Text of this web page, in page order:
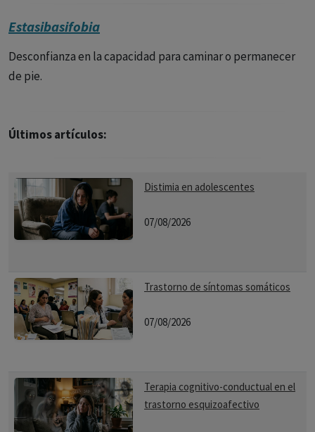
Estasibasifobia
Desconfianza en la capacidad para caminar o permanecer
de pie.
Últimos artículos:
Distimia en adolescentes
07/08/2026
Trastorno de síntomas somáticos
07/08/2026
Terapia cognitivo-conductual en el
trastorno esquizoafectivo